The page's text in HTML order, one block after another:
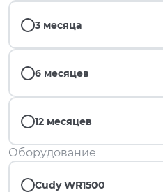
3 месяца
6 месяцев
12 месяцев
Оборудование
Cudy WR1500